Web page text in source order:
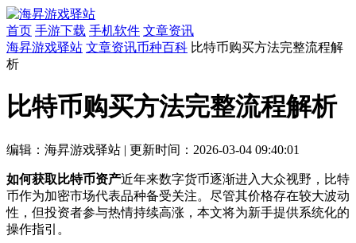
首页 手游下载 手机软件 文章资讯
海昇游戏驿站 文章资讯币种百科 比特币购买方法完整流程解
析
比特币购买方法完整流程解析
编辑：海昇游戏驿站 | 更新时间：2026-03-04 09:40:01
如何获取比特币资产近年来数字货币逐渐进入大众视野，比特
币作为加密市场代表品种备受关注。尽管其价格存在较大波动
性，但投资者参与热情持续高涨，本文将为新手提供系统化的
操作指引。